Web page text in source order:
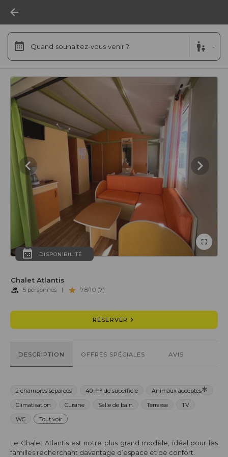
Quand souhaitez-vous venir ? -
DISPONIBILITÉ
Chalet Atlantis
5 personnes | 7.8/10 (7)
RÉSERVER
DESCRIPTION OFFRES SPÉCIALES AVIS
2 chambres séparées 40 m² de superficie
Animaux acceptés
Climatisation
Cuisine Salle de bain Terrasse
TV
WC
Tout voir
Le Chalet Atlantis est notre plus grand modèle, idéal pour les
familles recherchant davantage d’espace et de confort.